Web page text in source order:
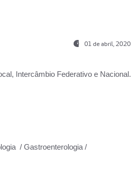
01 de abril, 2020
Intercâmbio Federativo e Nacional.
/ Gastroenterologia /